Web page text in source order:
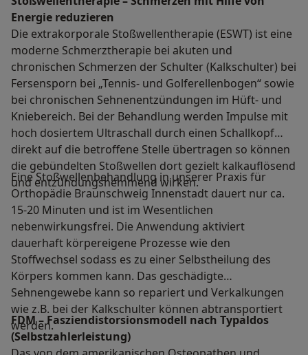
Energie reduzieren
Die extrakorporale Stoßwellentherapie (ESWT) ist eine
moderne Schmerztherapie bei akuten und
chronischen Schmerzen der Schulter (Kalkschulter) bei
Fersensporn bei „Tennis- und Golferellenbogen“ sowie
bei chronischen Sehnenentzündungen im Hüft- und
Kniebereich. Bei der Behandlung werden Impulse mit
hoch dosiertem Ultraschall durch einen Schallkopf
direkt auf die betroffene Stelle übertragen so können
die gebündelten Stoßwellen dort gezielt kalkauflösend
und entzündungshemmend wirken.
Eine Stoßwellenbehandlung in unserer Praxis für
Orthopädie Braunschweig Innenstadt dauert nur ca.
15-20 Minuten und ist im Wesentlichen
nebenwirkungsfrei. Die Anwendung aktiviert
dauerhaft körpereigene Prozesse wie den
Stoffwechsel sodass es zu einer Selbstheilung des
Körpers kommen kann. Das geschädigte
Sehnengewebe kann so repariert und Verkalkungen
wie z.B. bei der Kalkschulter können abtransportiert
werden.
FDM – Fasziendistorsionsmodell nach Typaldos
(Selbstzahlerleistung)